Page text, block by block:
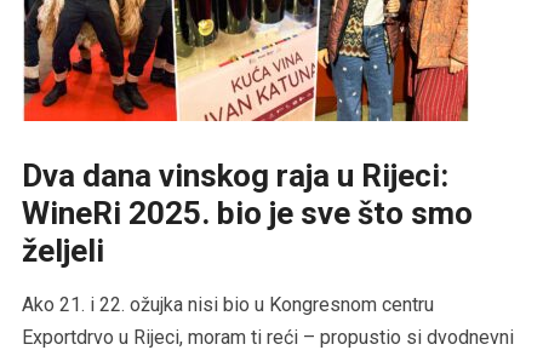
Dva dana vinskog raja u Rijeci:
WineRi 2025. bio je sve što smo
željeli
Ako 21. i 22. ožujka nisi bio u Kongresnom centru
Exportdrvo u Rijeci, moram ti reći – propustio si dvodnevni